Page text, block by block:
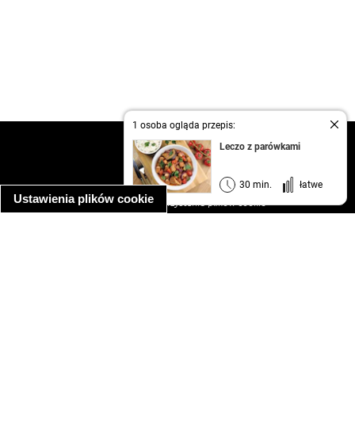
Ustawienia plików cookie
1 osoba ogląda przepis:
Leczo z parówkami
30 min. łatwe
kontakt
regulamin
informacja o prywatności
informacja o wykorzystaniu plików cookie